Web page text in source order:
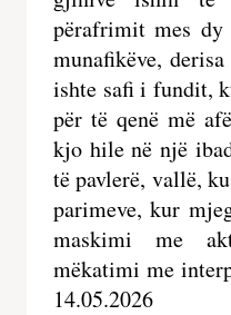
Syfaqësia është
Ese dhe vargje
Mësime dhe
Lexime dhe dobi
Të ndryshme
përafrimit mes
munafikëve,
ishte safi i fundit,
për të qenë më
kjo hile në një
të pavlerë, vallë,
parimeve, kur
maskimi me
mëkatimi me
14.05.2026